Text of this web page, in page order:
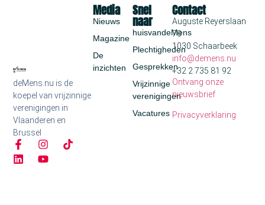
deMens.nu is de
koepel van vrijzinnige
verenigingen in
Vlaanderen en
Brussel
Snel
naar
huisvandeMens
Plechtigheden
Gesprekken
Vrijzinnige
verenigingen
Vacatures
Media
Nieuws
Magazine
De
inzichten
Contact
Auguste Reyerslaan
70
1030 Schaarbeek
info@demens.nu
+32 2 735 81 92
Ontvang onze
nieuwsbrief
Privacyverklaring